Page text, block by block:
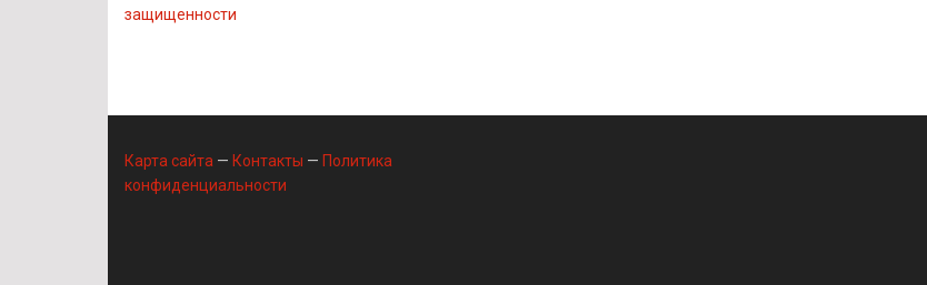
защищенности
Карта сайта — Контакты — Политика
конфиденциальности